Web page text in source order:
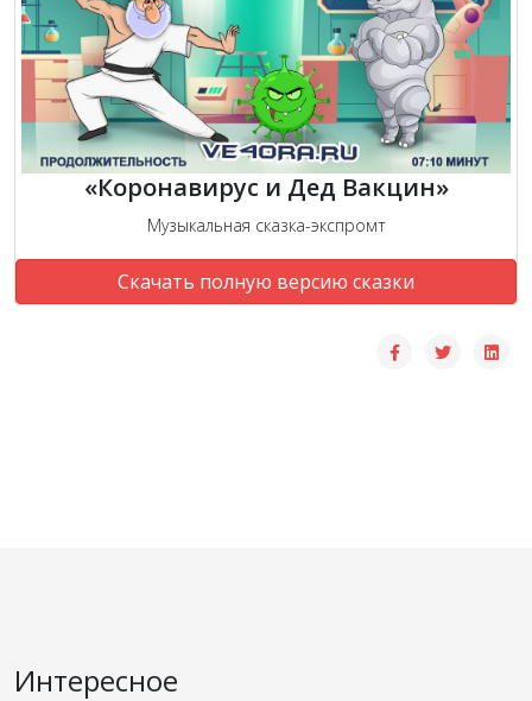
«Коронавирус и Дед Вакцин»
Музыкальная сказка-экспромт
Скачать полную версию сказки
Интересное